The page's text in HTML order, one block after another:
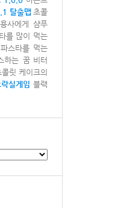
탈출맵초콜
사에게 샴푸
를 많이 먹는
파스타를 먹는
하는 꿈 비터
콜릿 케이크의
실게임 블랙